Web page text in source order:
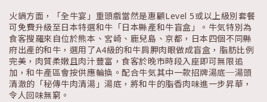
火鍋方面，「全牛宴」重頭戲當然是惠顧Level 5或以上級別套餐
可免費升級至日本特選和牛「日本縣產和牛盲盒」。牛気特別為
食客搜羅來自位於熊本、宮崎、鹿兒島、京都，日本四個不同縣
府出產的和牛，選用了A4級的和牛肩胛肉眼做成盲盒，脂肪比例
完美，肉質柔嫩且肉汁豐富，食客於晚市時段入座即可無限追
加，和牛產區會按供應輪換。配合牛気其中一款招牌湯底─湯頭
清澈的「秘傳牛肉清湯」湯底，將和牛的脂香肉味進一步昇華，
令人回味無窮。